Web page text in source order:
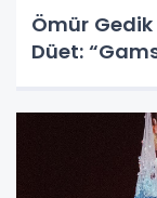
Ömür
Düet: